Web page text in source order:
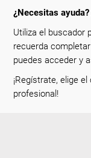
¿Necesitas
Utiliza el buscador
recuerda
puedes acceder y
¡Regístrate, elige
profesional!